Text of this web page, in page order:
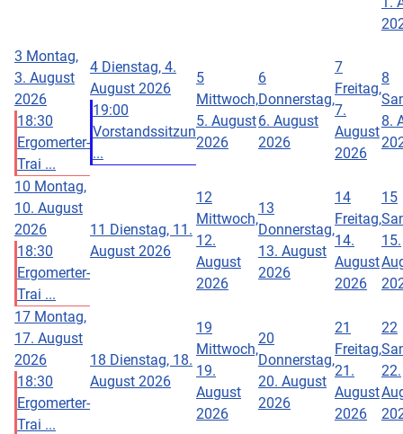
3 Montag,
3. August
2026
18:30
Ergomerter-
Trai ...
4 Dienstag, 4.
August 2026
19:00
Vorstandssitzun
...
5
Mittwoch,
5. August
2026
6
Donnerstag,
6. August
2026
7
Freitag,
7.
August
2026
8
8.
10 Montag,
10. August
2026
18:30
Ergomerter-
Trai ...
11 Dienstag, 11.
August 2026
12
Mittwoch,
12.
August
2026
13
Donnerstag,
13. August
2026
14
Freitag,
14.
August
2026
15
15.
17 Montag,
17. August
2026
18:30
Ergomerter-
Trai ...
18 Dienstag, 18.
August 2026
19
Mittwoch,
19.
August
2026
20
Donnerstag,
20. August
2026
21
Freitag,
21.
August
2026
22
22.